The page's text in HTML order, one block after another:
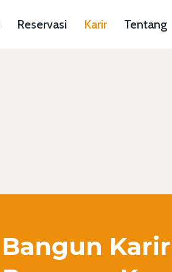
Reservasi Karir Tentang
Bangun